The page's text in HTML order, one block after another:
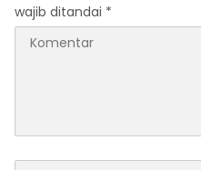
wajib ditandai *